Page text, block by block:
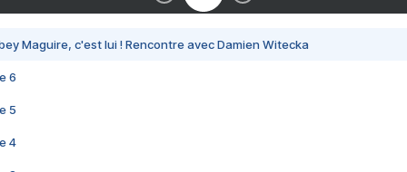
Maguire, c'est lui ! Rencontre avec Damien Witecka
6
5
4